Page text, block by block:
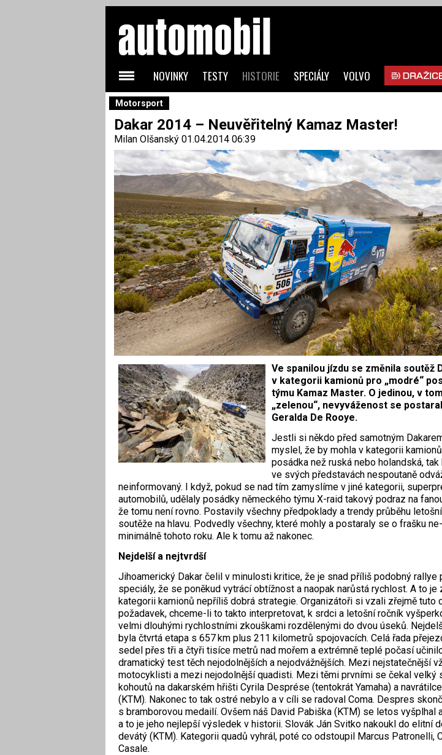
Motorsport
Dakar 2014 – Neuvěřitelný Kamaz Master!
Milan Olšanský01.04.2014 06:39
Ve spanilou jízdu se změnila soutěž
v kategorii kamionů pro „modré“
týmu Kamaz Master. O jedinou, v
„zelenou“, nevyváženost se
Geralda De Rooye.
Jestli si někdo před samotným
myslel, že by mohla v kategorii
posádka než ruská nebo holandská,
ve svých představách nespoutaně
neinformovaný. I když, pokud se nad tím zamyslíme v jiné kategorii,
automobilů, udělaly posádky německého týmu X-raid takový podraz na
že tomu není rovno. Postavily všechny předpoklady a trendy průběhu
soutěže na hlavu. Podvedly všechny, které mohly a postaraly se o frašku
minimálně tohoto roku. Ale k tomu až nakonec.
Nejdelší a nejtvrdší
Jihoamerický Dakar čelil v minulosti kritice, že je snad příliš podobný rallye
speciály, že se poněkud vytrácí obtížnost a naopak narůstá rychlost. A to je
kategorii kamionů nepříliš dobrá strategie. Organizátoři si vzali zřejmě tuto
požadavek, chceme-li to takto interpretovat, k srdci a letošní ročník
velmi dlouhými rychlostními zkouškami rozdělenými do dvou úseků.
byla čtvrtá etapa s 657 km plus 211 kilometrů spojovacích. Celá řada
sedel přes tři a čtyři tisíce metrů nad mořem a extrémně teplé počasí
dramatický test těch nejodolnějších a nejodvážnějších. Mezi nejstatečnější
motocyklisti a mezi nejodolnější quadisti. Mezi těmi prvními se čekal velký
kohoutů na dakarském hřišti Cyrila Desprése (tentokrát Yamaha) a
(KTM). Nakonec to tak ostré nebylo a v cíli se radoval Coma. Despres
s bramborovou medailí. Ovšem náš David Pabiška (KTM) se letos vyšplhal
a to je jeho nejlepší výsledek v historii. Slovák Ján Svitko nakoukl do elitní
devátý (KTM). Kategorii quadů vyhrál, poté co odstoupil Marcus Patronelli,
Casale.
NOVINKY TESTY HISTORIE SPECIÁLY VOLVO